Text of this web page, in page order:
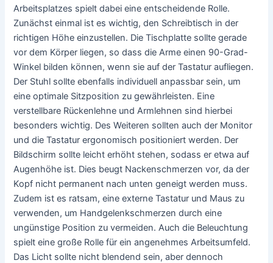
Arbeitsplatzes spielt dabei eine entscheidende Rolle.
Zunächst einmal ist es wichtig, den Schreibtisch in der
richtigen Höhe einzustellen. Die Tischplatte sollte gerade
vor dem Körper liegen, so dass die Arme einen 90-Grad-
Winkel bilden können, wenn sie auf der Tastatur aufliegen.
Der Stuhl sollte ebenfalls individuell anpassbar sein, um
eine optimale Sitzposition zu gewährleisten. Eine
verstellbare Rückenlehne und Armlehnen sind hierbei
besonders wichtig. Des Weiteren sollten auch der Monitor
und die Tastatur ergonomisch positioniert werden. Der
Bildschirm sollte leicht erhöht stehen, sodass er etwa auf
Augenhöhe ist. Dies beugt Nackenschmerzen vor, da der
Kopf nicht permanent nach unten geneigt werden muss.
Zudem ist es ratsam, eine externe Tastatur und Maus zu
verwenden, um Handgelenkschmerzen durch eine
ungünstige Position zu vermeiden. Auch die Beleuchtung
spielt eine große Rolle für ein angenehmes Arbeitsumfeld.
Das Licht sollte nicht blendend sein, aber dennoch